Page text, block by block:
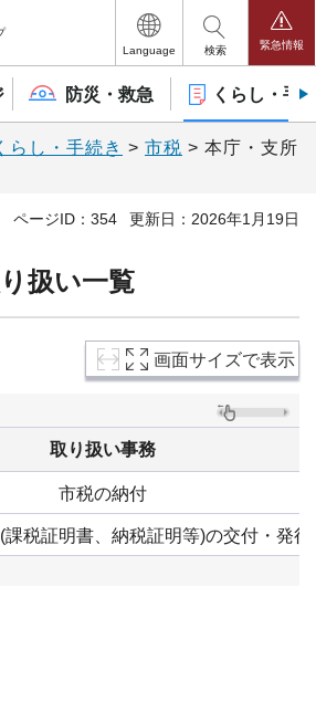
Language
検索 緊急情報
防災・救急 くらし・手
らし・手続き > 市税 > 本庁・支所
ページID：354 更新日：2026年1月19日
扱い一覧
画面サイズで表示
取り扱い事務
市税の納付
税証明書、納税証明等)の交付・発行